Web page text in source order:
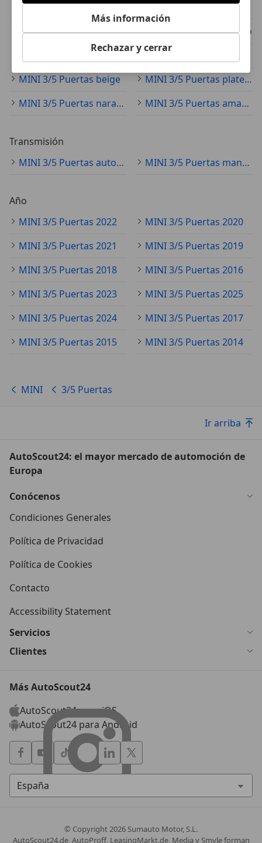
MINI 3/5 Puertas gris
MINI 3/5 Puertas negro
MINI 3/5 Puertas rojo
MINI 3/5 Puertas blanco
MINI 3/5 Puertas azul
MINI 3/5 Puertas verde
MINI 3/5 Puertas beige
MINI 3/5 Puertas plateado
MINI 3/5 Puertas naranja
MINI 3/5 Puertas amarillo
Transmisión
MINI 3/5 Puertas automático
MINI 3/5 Puertas manual
Año
MINI 3/5 Puertas 2022
MINI 3/5 Puertas 2020
MINI 3/5 Puertas 2021
MINI 3/5 Puertas 2019
MINI 3/5 Puertas 2018
MINI 3/5 Puertas 2016
MINI 3/5 Puertas 2023
MINI 3/5 Puertas 2025
MINI 3/5 Puertas 2024
MINI 3/5 Puertas 2017
MINI 3/5 Puertas 2015
MINI 3/5 Puertas 2014
MINI 3/5 Puertas
Ir arriba
AutoScout24: el mayor mercado de automoción de
Europa
Conócenos
Condiciones Generales
Política de Privacidad
Política de Cookies
Contacto
Accessibility Statement
Servicios
Clientes
Más AutoScout24
AutoScout24 para iOS
AutoScout24 para Android
© Copyright 2026 Sumauto Motor, S.L.
AutoScout24.de, AutoProff, LeasingMarkt.de, Media y Smyle forman
Más información
Rechazar y cerrar